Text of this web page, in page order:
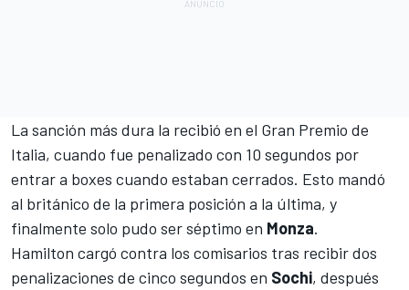
La sanción más dura la recibió en el Gran Premio de
Italia, cuando fue penalizado con 10 segundos por
entrar a boxes cuando estaban cerrados. Esto mandó
al británico de la primera posición a la última, y
finalmente solo pudo ser séptimo en Monza.
Hamilton cargó contra los comisarios tras recibirdos
penalizaciones de cinco segundos en Sochi, después